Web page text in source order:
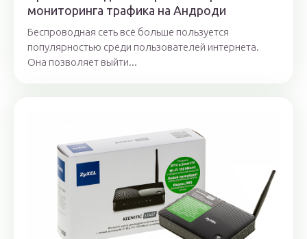
мониторинга трафика на Андроди
Беспроводная сеть всё больше пользуется
популярностью среди пользователей интернета.
Она позволяет выйти...